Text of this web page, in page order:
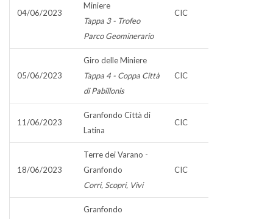
04/06/2023
Miniere
Tappa 3 - Trofeo
Parco Geominerario
CIC
05/06/2023
Giro delle Miniere
Tappa 4 - Coppa Città
di Pabillonis
CIC
11/06/2023
Granfondo Città di
Latina
CIC
18/06/2023
Terre dei Varano -
Granfondo
Corri, Scopri, Vivi
CIC
Granfondo